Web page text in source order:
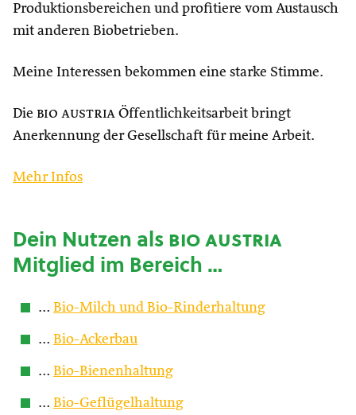
Produktionsbereichen und profitiere vom Austausch
mit anderen Biobetrieben.
Meine Interessen bekommen eine starke Stimme.
Die bio austria Öffentlichkeitsarbeit bringt
Anerkennung der Gesellschaft für meine Arbeit.
Mehr Infos
Dein Nutzen alsbio austria
Mitglied im Bereich …
… Bio-Milch und Bio-Rinderhaltung
… Bio-Ackerbau
… Bio-Bienenhaltung
… Bio-Geflügelhaltung